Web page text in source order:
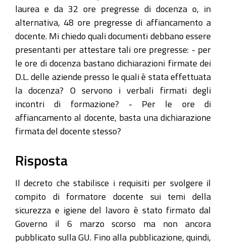
laurea e da 32 ore pregresse di docenza o, in
alternativa, 48 ore pregresse di affiancamento a
docente. Mi chiedo quali documenti debbano essere
presentanti per attestare tali ore pregresse: - per
le ore di docenza bastano dichiarazioni firmate dei
D.L. delle aziende presso le quali è stata effettuata
la docenza? O servono i verbali firmati degli
incontri di formazione? - Per le ore di
affiancamento al docente, basta una dichiarazione
firmata del docente stesso?
Risposta
Il decreto che stabilisce i requisiti per svolgere il
compito di formatore docente sui temi della
sicurezza e igiene del lavoro è stato firmato dal
Governo il 6 marzo scorso ma non ancora
pubblicato sulla GU. Fino alla pubblicazione, quindi,